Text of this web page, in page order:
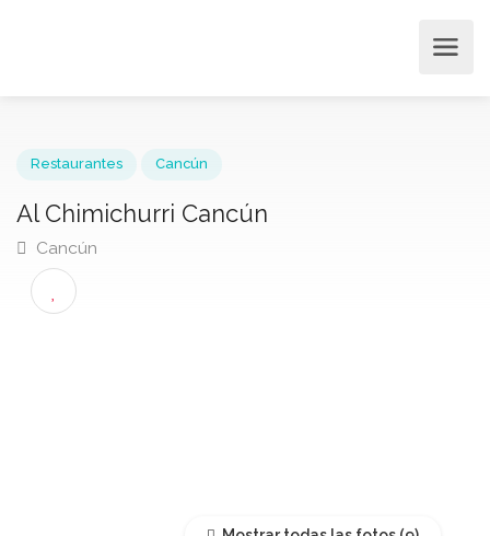
Al Chimichurri Cancún
Cancún